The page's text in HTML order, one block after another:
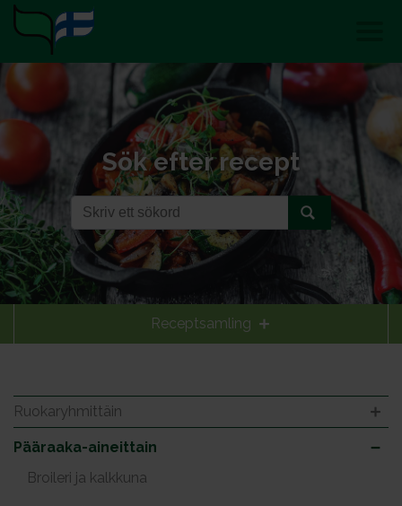
Sök efter recept
Receptsamling
Ruokaryhmittäin
Pääraaka-aineittain
Broileri ja kalkkuna